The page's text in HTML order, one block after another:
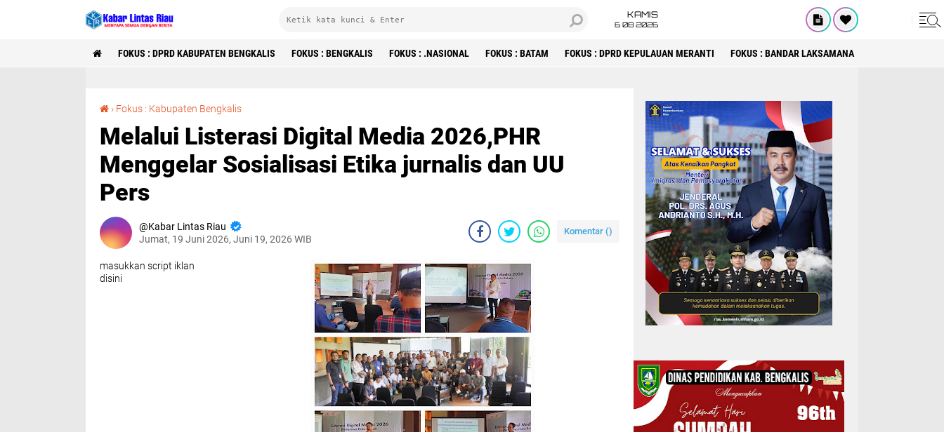
KAMIS
6 08 2026
FOKUS : DPRD KABUPATEN BENGKALIS FOKUS : BENGKALIS FOKUS : .NASIONAL FOKUS : BATAM FOKUS : DPRD KEPULAUAN MERANTI FOKUS : BANDAR LAKSAMANA
› Fokus : Kabupaten Bengkalis
Melalui Listerasi Digital Media 2026,PHR
Menggelar Sosialisasi Etika jurnalis dan UU
Pers
Kabar Lintas Riau
Jumat, 19 Juni 2026, Juni 19, 2026 WIB
Komentar ()
masukkan script iklan
disini